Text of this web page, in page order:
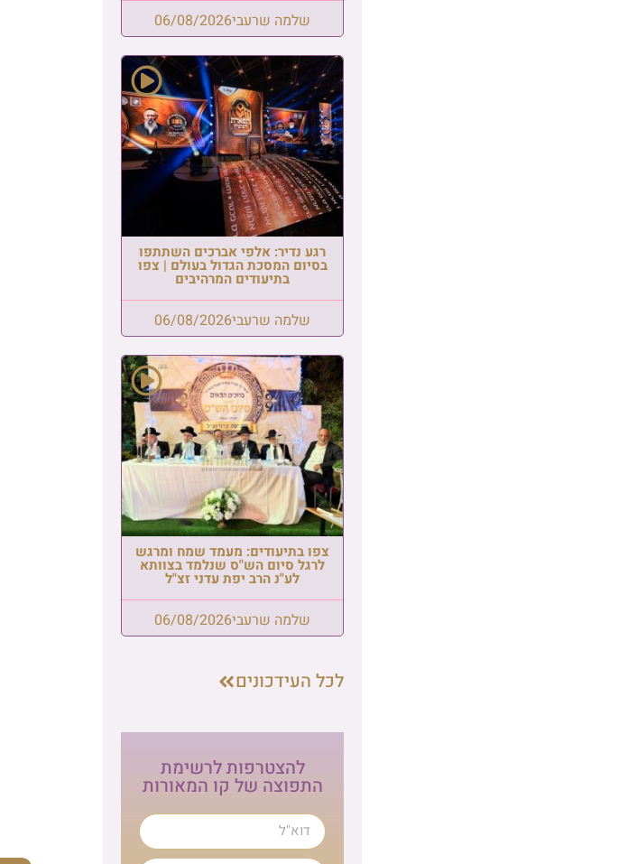
שלמה שרעבי06/08/2026
רגע נדיר: אלפי אברכים השתתפו
בסיום המסכת הגדול בעולם | צפו
בתיעודים המרהיבים
שלמה שרעבי06/08/2026
צפו בתיעודים: מעמד שמח ומרגש
לרגל סיום הש"ס שנלמד בצוותא
לע"נ הרב יפת עדני זצ"ל
שלמה שרעבי06/08/2026
לכל העידכונים
להצטרפות לרשימת
התפוצה של קו המאורות